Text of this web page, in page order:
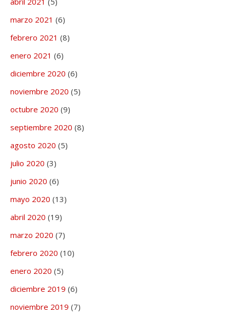
marzo 2021 (6)
febrero 2021 (8)
enero 2021 (6)
diciembre 2020 (6)
noviembre 2020 (5)
octubre 2020 (9)
septiembre 2020 (8)
agosto 2020 (5)
julio 2020 (3)
junio 2020 (6)
mayo 2020 (13)
abril 2020 (19)
marzo 2020 (7)
febrero 2020 (10)
enero 2020 (5)
diciembre 2019 (6)
noviembre 2019 (7)